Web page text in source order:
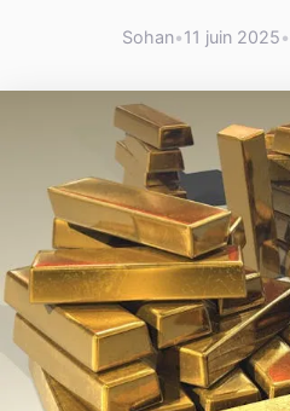
Sohan•11 juin 2025•